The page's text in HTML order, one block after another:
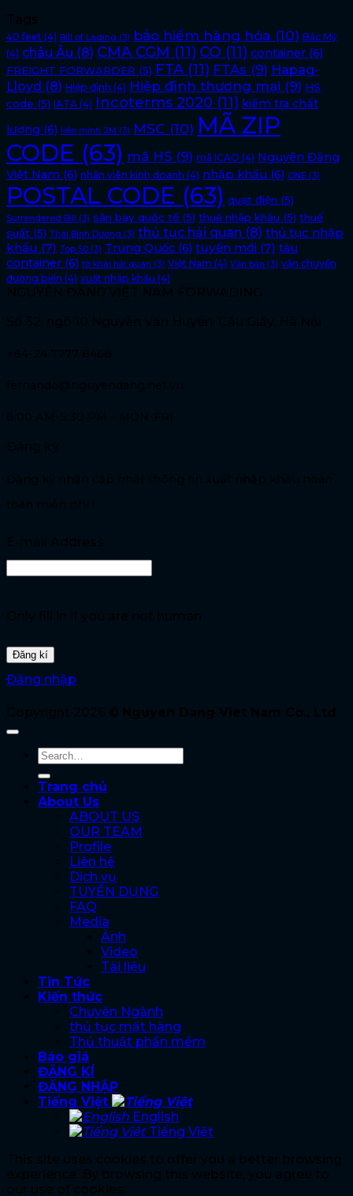
40 feet (4) Bill of Lading (3) bảo hiểm hàng hóa (10) Bắc Mỹ
(4) châu Âu (8) CMA CGM (11) CO (11) container (6)
FREIGHT FORWARDER (5) FTA (11) FTAs (9) Hapag-
Lloyd (8) Hiệp định (4) Hiệp định thương mại (9) HS
code (5) IATA (4) Incoterms 2020 (11) kiểm tra chất
lượng (6) liên minh 2M (3) MSC (10) MÃ ZIP
CODE (63) mã HS (9) mã ICAO (4) Nguyên Đăng
Việt Nam (6) nhân viên kinh doanh (4) nhập khẩu (6) ONE (3)
POSTAL CODE (63) quạt điện (5)
Surrendered Bill (3) sân bay quốc tế (5) thuế nhập khẩu (5) thuế
suất (5) Thái Bình Dương (3) thủ tục hải quan (8) thủ tục nhập
khẩu (7) Top 50 (3) Trung Quốc (6) tuyến mới (7) tàu
container (6) tờ khai hải quan (3) Việt Nam (4) Văn bản (3) vận chuyển
đường biển (4) xuất nhập khẩu (4)
Đăng nhập
Trang chủ
About Us
ABOUT US
OUR TEAM
Profile
Liên hệ
Dịch vụ
TUYỂN DỤNG
FAQ
Media
Ảnh
Video
Tài liệu
Tin Tức
Kiến thức
Chuyên Ngành
thủ tục mặt hàng
Thủ thuật phần mềm
Báo giá
ĐĂNG KÍ
ĐĂNG NHẬP
Tiếng Việt
English
Tiếng Việt